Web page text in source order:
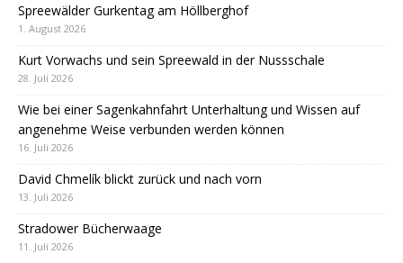
Spreewälder Gurkentag am Höllberghof
1. August 2026
Kurt Vorwachs und sein Spreewald in der Nussschale
28. Juli 2026
Wie bei einer Sagenkahnfahrt Unterhaltung und Wissen auf
angenehme Weise verbunden werden können
16. Juli 2026
David Chmelík blickt zurück und nach vorn
13. Juli 2026
Stradower Bücherwaage
11. Juli 2026